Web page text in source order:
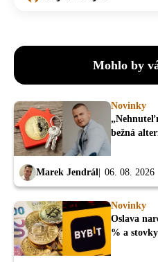
Mohlo by
Novinky
bežná
Marek Jendrál 06. 08. 2026
Novinky
Oslava
% a